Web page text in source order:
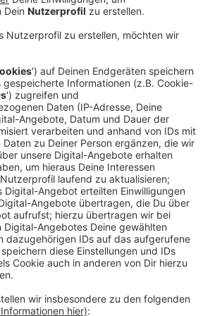
nicht ordnungsgemäß
sowie Getränkedosen vor.
des Ladens wurde ein
eingeleitet.
12.03.2023 09:16
auf der Hauptstraße wurden 30
Die Beamten stellten hier
Baurecht fest und trafen auf
aufgestellte
Auch hier wurden entsprechende